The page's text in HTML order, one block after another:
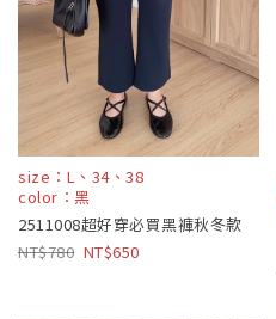
size：L、34、38
color：黑
2511008超好穿必買黑褲秋冬款
780
650